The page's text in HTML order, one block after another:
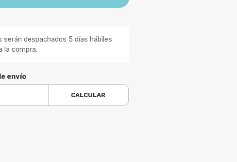
serán despachados 5 días hábiles
la compra.
envío
CALCULAR